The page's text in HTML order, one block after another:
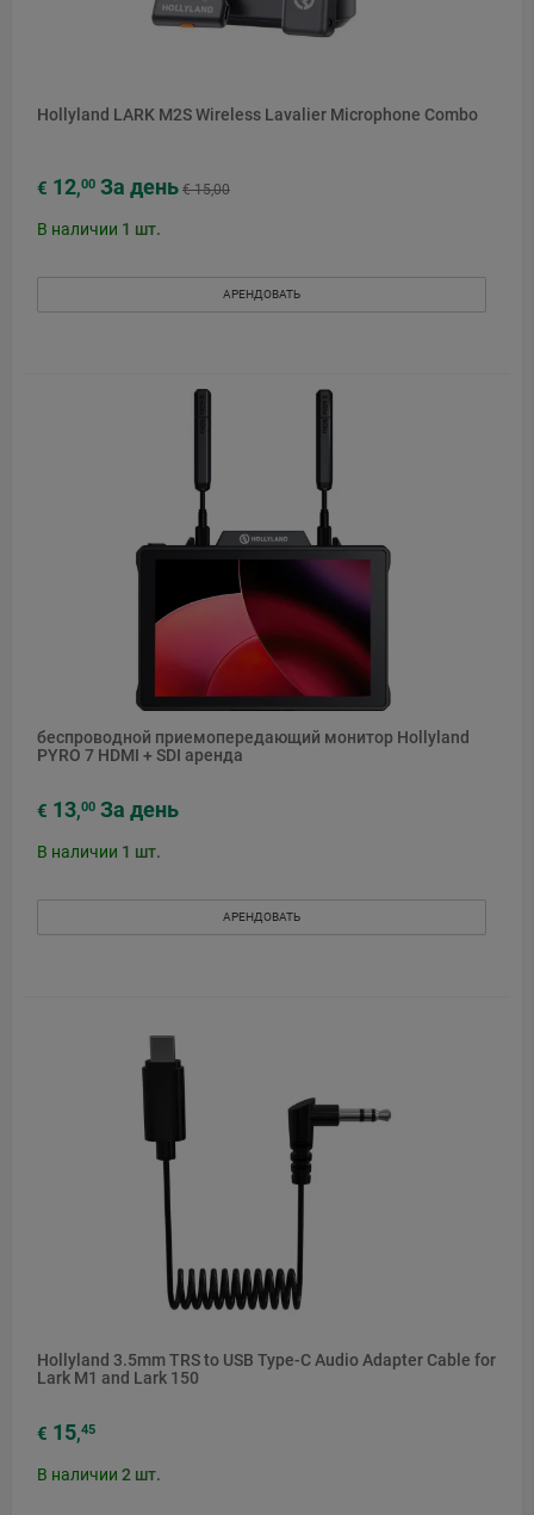
Hollyland LARK M2S Wireless Lavalier Microphone Combo
€ 12,00 За день € 15,00
В наличии 1 шт.
АРЕНДОВАТЬ
беспроводной приемопередающий монитор Hollyland
PYRO 7 HDMI + SDI аренда
€ 13,00 За день
В наличии 1 шт.
АРЕНДОВАТЬ
Hollyland 3.5mm TRS to USB Type-C Audio Adapter Cable for
Lark M1 and Lark 150
€ 15,45
В наличии 2 шт.